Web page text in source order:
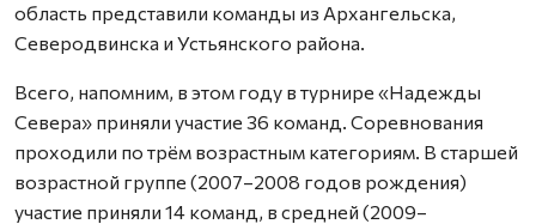
область представили команды из Архангельска,
Северодвинска и Устьянского района.
Всего, напомним, в этом году в турнире «Надежды
Севера» приняли участие 36 команд. Соревнования
проходили по трём возрастным категориям. В старшей
возрастной группе (2007–2008 годов рождения)
участие приняли 14 команд, в средней (2009–